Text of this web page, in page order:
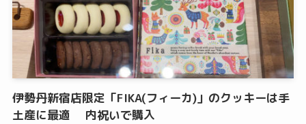
伊勢丹新宿店限定「FIKA(フィーカ)」のクッキーは手
土産に最適 内祝いで購入